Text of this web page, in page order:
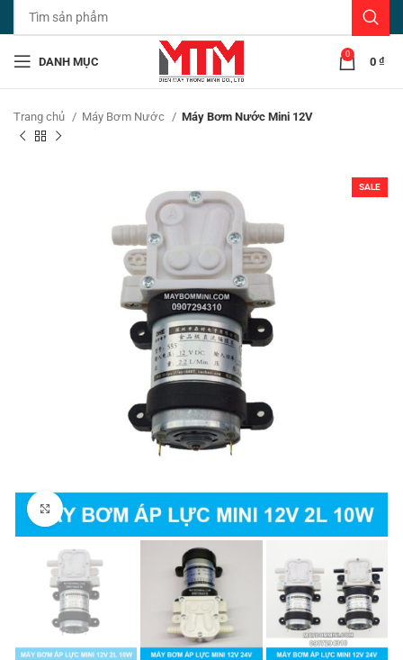
DANH MỤC
0
0 ₫
Trang chủ Máy Bơm Nước Máy Bơm Nước Mini 12V
SALE
Click to enlarge